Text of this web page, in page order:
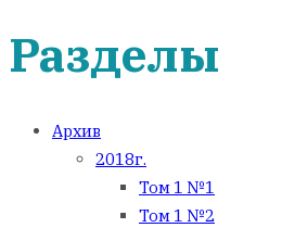
Разделы
Архив
2018г.
Том 1 №1
Том 1 №2